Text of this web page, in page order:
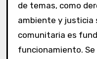
de temas, como
ambiente y justicia
comunitaria es
funcionamiento.